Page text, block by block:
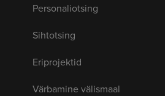
Personaliotsing
Sihtotsing
Eriprojektid
Värbamine välismaal